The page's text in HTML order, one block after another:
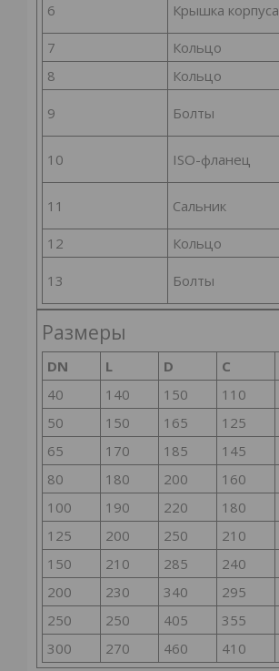
6 Крышка корпуса
7
Кольцо
8
Кольцо
9 Болты
10 ISO-фланец
11 Сальник
12
Кольцо
13 Болты
Размеры
DN L D C
40
140 150 110
50
150 165 125
65
170 185 145
80
180 200 160
100
190 220 180
125
200 250 210
150
210 285 240
200
230 340 295
250
250 405 355
300
270 460 410